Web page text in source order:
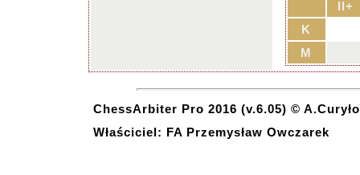
II+
K
M
ChessArbiter Pro 2016 (v.6.05) © A.Curyło
Właściciel: FA Przemysław Owczarek